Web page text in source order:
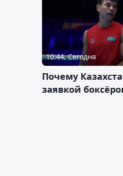
10:44, Сегодня
Почему
заявкой